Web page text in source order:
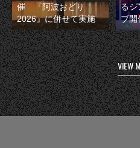
催 『阿波おどり
2026』に併せて実施
るシ
ブ開
VIEW